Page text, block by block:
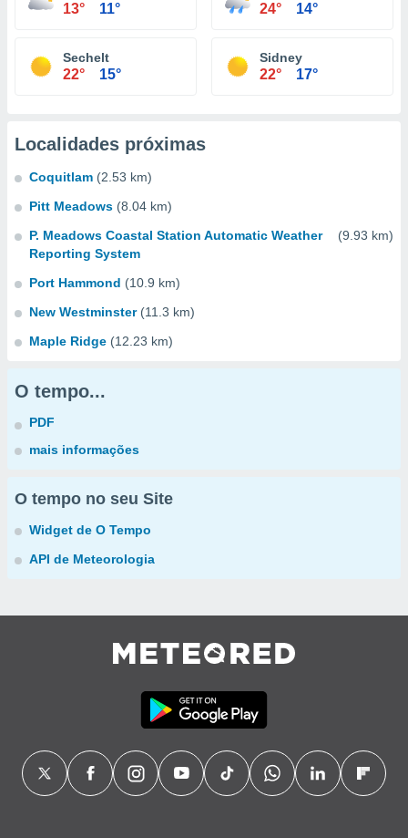
13° 11° 24° 14°
Sechelt
22° 15°
Sidney
22° 17°
Localidades próximas
Coquitlam (2.53 km)
Pitt Meadows (8.04 km)
P. Meadows Coastal Station Automatic Weather
Reporting System
(9.93 km)
Port Hammond (10.9 km)
New Westminster (11.3 km)
Maple Ridge (12.23 km)
O tempo...
PDF
mais informações
O tempo no seu Site
Widget de O Tempo
API de Meteorologia